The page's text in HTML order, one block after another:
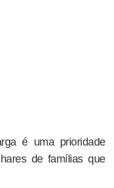
é uma prioridade
de famílias que